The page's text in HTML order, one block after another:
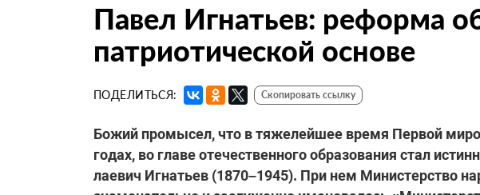
Павел Игнатьев: реформа
патриотической основе
ПОДЕЛИТЬСЯ: Скопировать ссылку
Божий промысел, что в тяжелейшее время Первой
годах, во главе отечественного образования стал
лаевич Игнатьев (1870–1945). При нем Министерство